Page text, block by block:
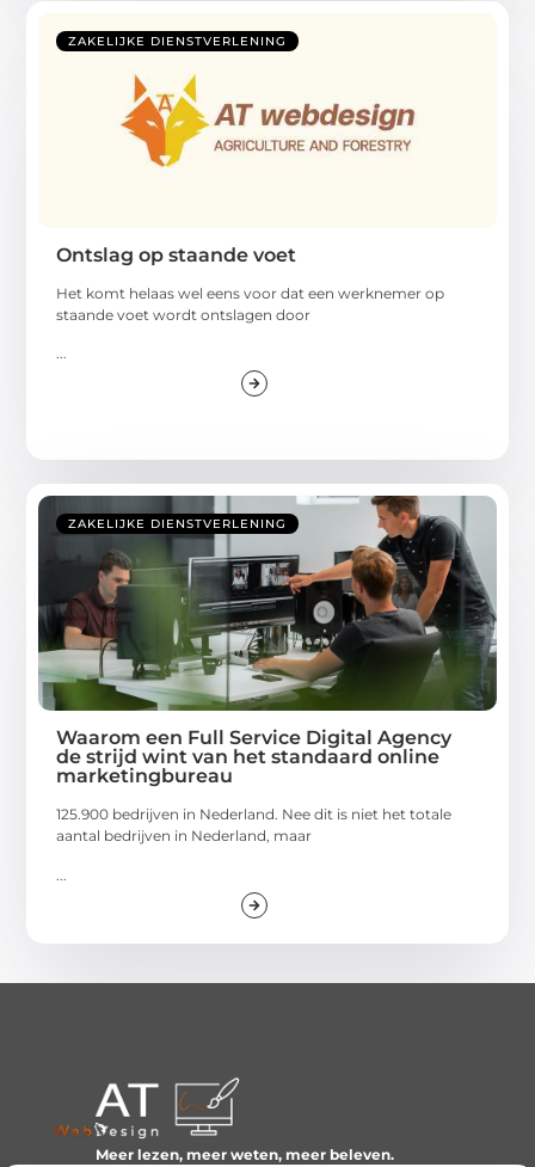
ZAKELIJKE DIENSTVERLENING
Ontslag op staande voet
Het komt helaas wel eens voor dat een werknemer op
staande voet wordt ontslagen door
...
ZAKELIJKE DIENSTVERLENING
Waarom een Full Service Digital Agency
de strijd wint van het standaard online
marketingbureau
125.900 bedrijven in Nederland. Nee dit is niet het totale
aantal bedrijven in Nederland, maar
Meer lezen, meer weten, meer beleven.